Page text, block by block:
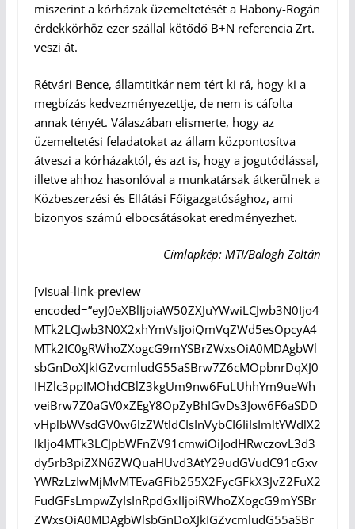
miszerint a kórházak üzemeltetését a Habony-Rogán
érdekkörhöz ezer szállal kötődő B+N referencia Zrt.
veszi át.
Rétvári Bence, államtitkár nem tért ki rá, hogy ki a
megbízás kedvezményezettje, de nem is cáfolta
annak tényét. Válaszában elismerte, hogy az
üzemeltetési feladatokat az állam központosítva
átveszi a kórházaktól, és azt is, hogy a jogutódlással,
illetve ahhoz hasonlóval a munkatársak átkerülnek a
Közbeszerzési és Ellátási Főigazgatósághoz, ami
bizonyos számú elbocsátásokat eredményezhet.
Címlapkép: MTI/Balogh Zoltán
[visual-link-preview
encoded=”eyJ0eXBlIjoiaW50ZXJuYWwiLCJwb3N0Ijo4
MTk2LCJwb3N0X2xhYmVsIjoiQmVqZWd5esOpcyA4
MTk2IC0gRWhoZXogcG9mYSBrZWxsOiA0MDAgbWl
sbGnDoXJkIGZvcmludG55aSBrw7Z6cMOpbnrDqXJ0
IHZlc3ppIMOhdCBlZ3kgUm9nw6FuLUhhYm9ueWh
veiBrw7Z0aGV0xZEgY8OpZyBhIGvDs3Jow6F6aSDD
vHplbWVsdGV0w6lzZWtldCIsInVybCI6IiIsImltYWdlX2
lkIjo4MTk3LCJpbWFnZV91cmwiOiJodHRwczovL3d3
dy5rb3piZXN6ZWQuaHUvd3AtY29udGVudC91cGxv
YWRzLzIwMjMvMTEvaGFib255X2FycGFkX3JvZ2FuX2
FudGFsLmpwZyIsInRpdGxlIjoiRWhoZXogcG9mYSBr
ZWxsOiA0MDAgbWlsbGnDoXJkIGZvcmludG55aSBr